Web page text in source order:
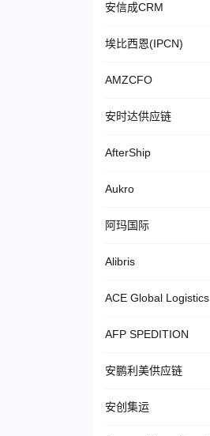
安信成CRM
埃比西恩(IPCN)
AMZCFO
安时达供应链
AfterShip
Aukro
阿玛国际
Alibris
ACE Global Logistics
AFP SPEDITION
安鹏利美供应链
安创集运